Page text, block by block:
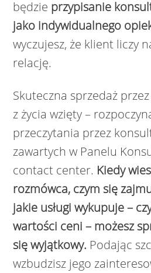
będzie przypisanie
jako indywidualnego
wyczujesz, że klient liczy
relację.
Skuteczna sprzedaż
z życia wzięty –
przeczytania przez
zawartych w Panelu
contact center. Kiedy
rozmówca, czym się
jakie usługi wykupuje –
wartości ceni – możesz
się wyjątkowy. Podając
wzbudzisz jego